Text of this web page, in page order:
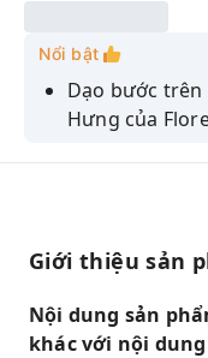
Nổi bật
Dạo bước
Hưng của
Khám phá
Florence,
đền La Mã cổ
Giới thiệu sản
Nội dung sản
khác với nội